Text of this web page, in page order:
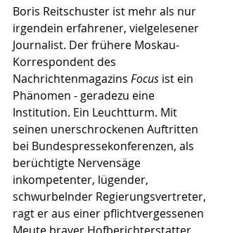
Boris Reitschuster ist mehr als nur
irgendein erfahrener, vielgelesener
Journalist. Der frühere Moskau-
Korrespondent des
Nachrichtenmagazins Focus ist ein
Phänomen - geradezu eine
Institution. Ein Leuchtturm. Mit
seinen unerschrockenen Auftritten
bei Bundespressekonferenzen, als
berüchtigte Nervensäge
inkompetenter, lügender,
schwurbelnder Regierungsvertreter,
ragt er aus einer pflichtvergessenen